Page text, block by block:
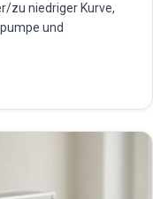
zu niedriger Kurve,
und